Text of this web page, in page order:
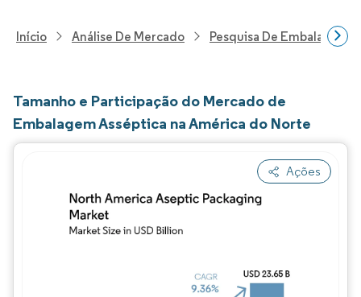
Início Análise De Mercado Pesquisa De Embalagens
Tamanho e Participação do Mercado de
Embalagem Asséptica na América do Norte
Ações